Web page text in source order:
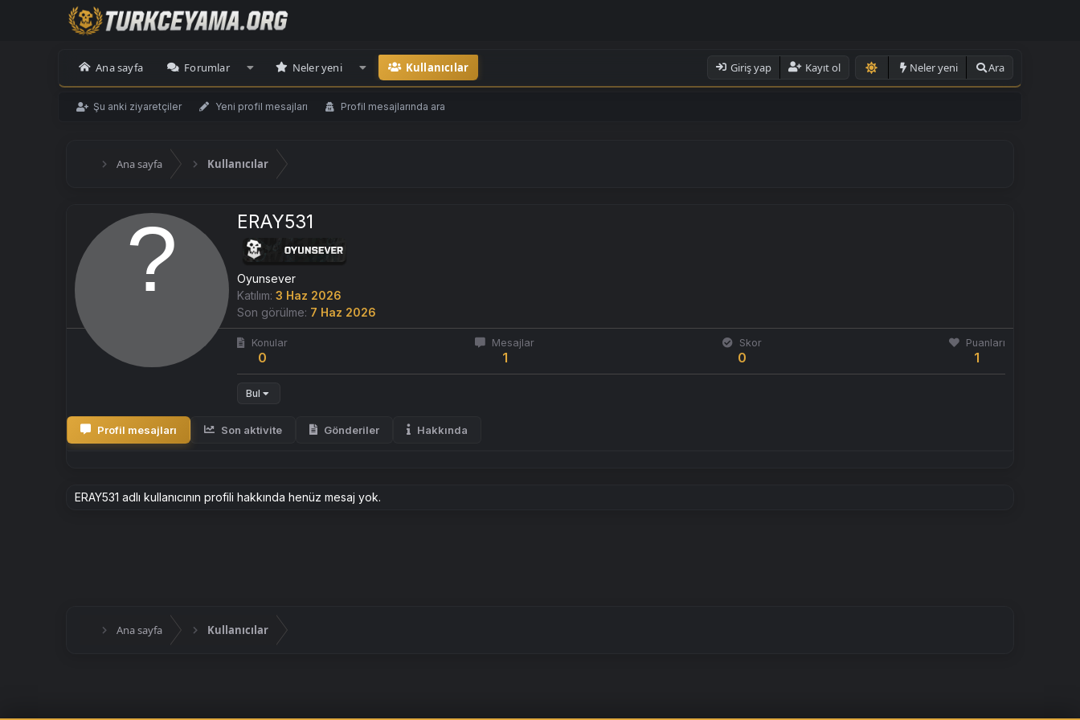
Ana sayfa Forumlar Neler yeni Kullanıcılar Giriş yap Kayıt ol Neler yeni Ara
Şu anki ziyaretçiler Yeni profil mesajları Profil mesajlarında ara
Ana sayfa Kullanıcılar
ERAY531
Oyunsever
Katılım 3 Haz 2026
Son görülme 7 Haz 2026
Konular
0
Mesajlar
1
Skor
0
Puanları
1
Bul
Profil mesajları Son aktivite Gönderiler Hakkında
ERAY531 adlı kullanıcının profili hakkında henüz mesaj yok.
Ana sayfa Kullanıcılar